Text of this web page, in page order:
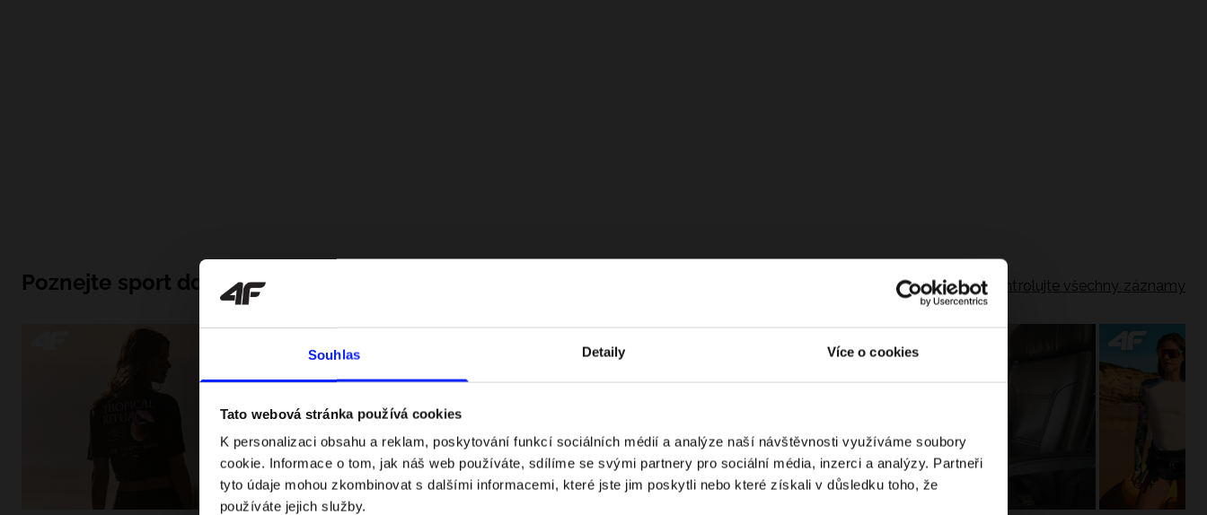
Souhlas Detaily Více o cookies
Tato webová stránka používá cookies
K personalizaci obsahu a reklam, poskytování funkcí sociálních médií a analýze naší návštěvnosti využíváme soubory
cookie. Informace o tom, jak náš web používáte, sdílíme se svými partnery pro sociální média, inzerci a analýzy. Partneři
tyto údaje mohou zkombinovat s dalšími informacemi, které jste jim poskytli nebo které získali v důsledku toho, že
používáte jejich služby.
Poznejte sport do hloubky Zkontrolujte všechny záznamy